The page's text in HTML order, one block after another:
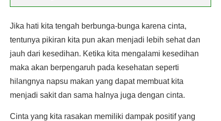
Jika hati kita tengah berbunga-bunga karena cinta,
tentunya pikiran kita pun akan menjadi lebih sehat dan
jauh dari kesedihan. Ketika kita mengalami kesedihan
maka akan berpengaruh pada kesehatan seperti
hilangnya napsu makan yang dapat membuat kita
menjadi sakit dan sama halnya juga dengan cinta.
Cinta yang kita rasakan memiliki dampak positif yang